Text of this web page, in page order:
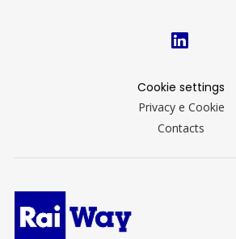
Cookie settings
Privacy e Cookie
Contacts